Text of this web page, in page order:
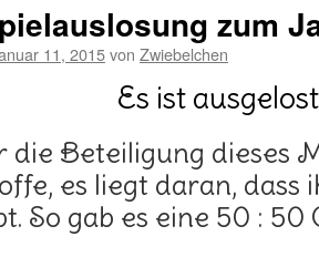
zum
11, 2015von Zwiebelchen
Es ist
die Beteiligung dieses
es liegt daran, dass
So gab es eine 50 : 50